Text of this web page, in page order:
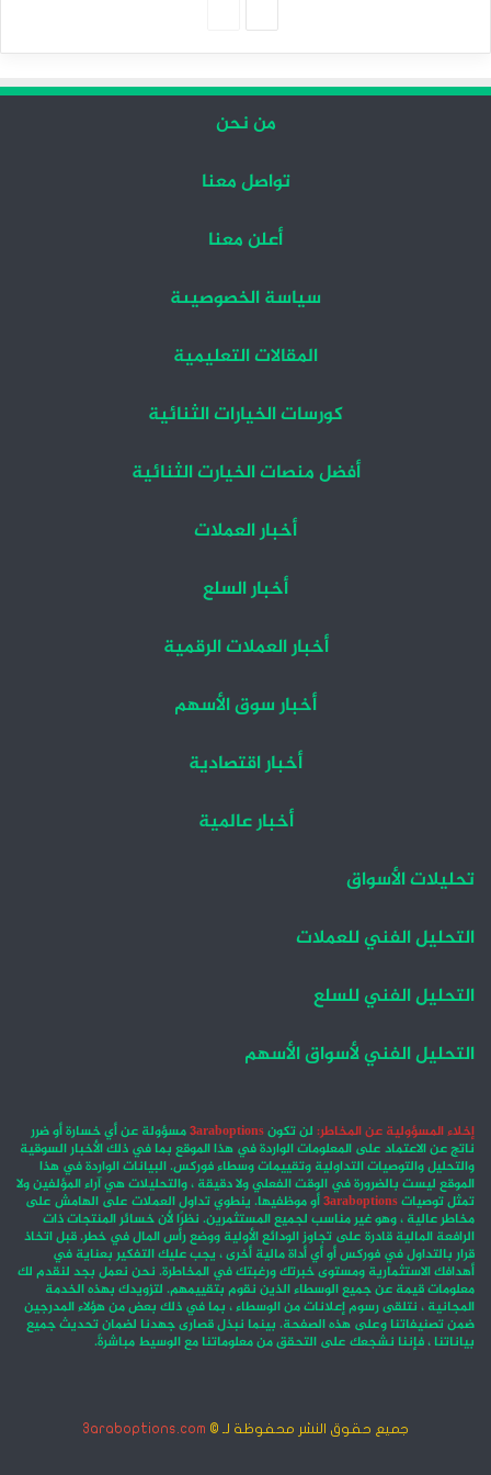
من نحن
تواصل معنا
أعلن معنا
سياسة الخصوصيىة
المقالات التعليمية
كورسات الخيارات الثنائية
أفضل منصات الخيارت الثنائية
أخبار العملات
أخبار السلع
أخبار العملات الرقمية
أخبار سوق الأسهم
أخبار اقتصادية
أخبار عالمية
تحليلات الأسواق
التحليل الفني للعملات
التحليل الفني للسلع
التحليل الفني لأسواق الأسهم
إخلاء المسؤولية عن المخاطر: لن تكون3araboptionsمسؤولة عن أي خسارة أو ضرر
ناتج عن الاعتماد على المعلومات الواردة في هذا الموقع بما في ذلك الأخبار السوقية
والتحليل والتوصيات التداولية وتقييمات وسطاء فوركس. البيانات الواردة في هذا
الموقع ليست بالضرورة في الوقت الفعلي ولا دقيقة ، والتحليلات هي آراء المؤلفين ولا
تمثل توصيات3araboptionsأو موظفيها. ينطوي تداول العملات على الهامش على
مخاطر عالية ، وهو غير مناسب لجميع المستثمرين. نظرًا لأن خسائر المنتجات ذات
الرافعة المالية قادرة على تجاوز الودائع الأولية ووضع رأس المال في خطر. قبل اتخاذ
قرار بالتداول في فوركس أو أي أداة مالية أخرى ، يجب عليك التفكير بعناية في
أهدافك الاستثمارية ومستوى خبرتك ورغبتك في المخاطرة. نحن نعمل بجد لنقدم لك
معلومات قيمة عن جميع الوسطاء الذين نقوم بتقييمهم. لتزويدك بهذه الخدمة
المجانية ، نتلقى رسوم إعلانات من الوسطاء ، بما في ذلك بعض من هؤلاء المدرجين
ضمن تصنيفاتنا وعلى هذه الصفحة. بينما نبذل قصارى جهدنا لضمان تحديث جميع
بياناتنا ، فإننا نشجعك على التحقق من معلوماتنا مع الوسيط مباشرةً.
جميع حقوق النشر محفوظة لـ © 3araboptions.com